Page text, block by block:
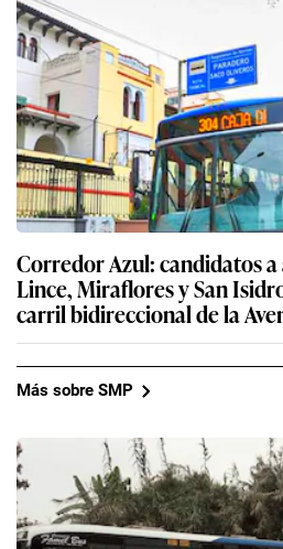
Corredor Azul: candidatos
Lince, Miraflores y San
carril bidireccional de la
Más sobre SMP